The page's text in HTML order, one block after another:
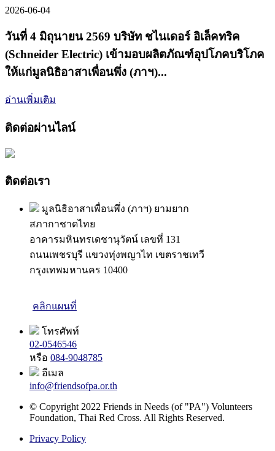
2026-06-04
วันที่ 4 มิถุนายน 2569 บริษัท ชไนเดอร์ อิเล็คทริค
(Schneider Electric) เข้ามอบผลิตภัณฑ์อุปโภคบริโภค
ให้แก่มูลนิธิอาสาเพื่อนพึ่ง (ภาฯ)...
อ่านเพิ่มเติม
ติดต่อผ่านไลน์
ติดต่อเรา
มูลนิธิอาสาเพื่อนพึ่ง (ภาฯ) ยามยาก
สภากาชาดไทย
อาคารมหินทรเดชานุวัตน์ เลขที่ 131
ถนนเพชรบุรี แขวงทุ่งพญาไท เขตราชเทวี
กรุงเทพมหานคร 10400
คลิกแผนที่
โทรศัพท์
02-0546546
หรือ 084-9048785
อีเมล
info@friendsofpa.or.th
© Copyright 2022 Friends in Needs (of "PA") Volunteers
Foundation, Thai Red Cross. All Rights Reserved.
Privacy Policy